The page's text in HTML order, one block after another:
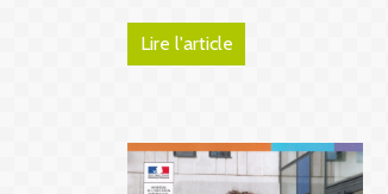
Lire l'article